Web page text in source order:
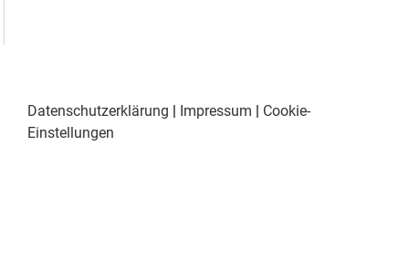
Datenschutzerklärung Impressum
Cookie-
Einstellungen